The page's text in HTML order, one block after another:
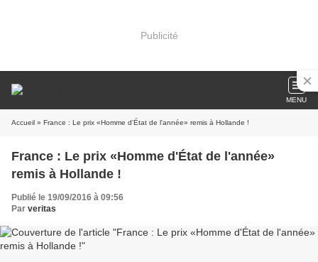
Publicité
MENU
Accueil » France : Le prix «Homme d'État de l'année» remis à Hollande !
France : Le prix «Homme d'État de l'année»
remis à Hollande !
Publié le 19/09/2016 à 09:56
Par veritas